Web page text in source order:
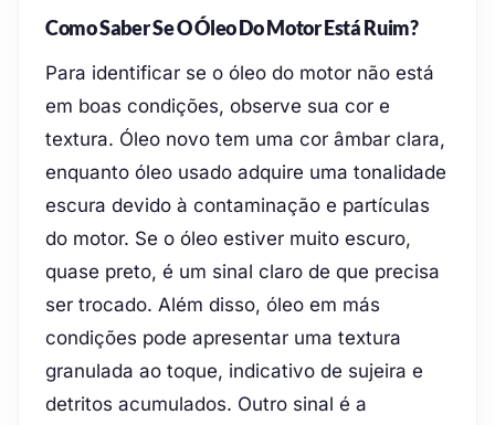
Como Saber Se O Óleo Do Motor Está Ruim?
Para identificar se o óleo do motor não está
em boas condições, observe sua cor e
textura. Óleo novo tem uma cor âmbar clara,
enquanto óleo usado adquire uma tonalidade
escura devido à contaminação e partículas
do motor. Se o óleo estiver muito escuro,
quase preto, é um sinal claro de que precisa
ser trocado. Além disso, óleo em más
condições pode apresentar uma textura
granulada ao toque, indicativo de sujeira e
detritos acumulados. Outro sinal é a